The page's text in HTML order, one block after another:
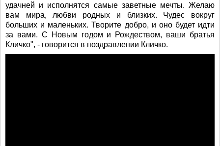
удачней и исполнятся самые заветные мечты. Желаю
вам мира, любви родных и близких. Чудес вокруг
больших и маленьких. Творите добро, и оно будет идти
за вами. С Новым годом и Рождеством, ваши братья
Кличко", - говорится в поздравлении Кличко.